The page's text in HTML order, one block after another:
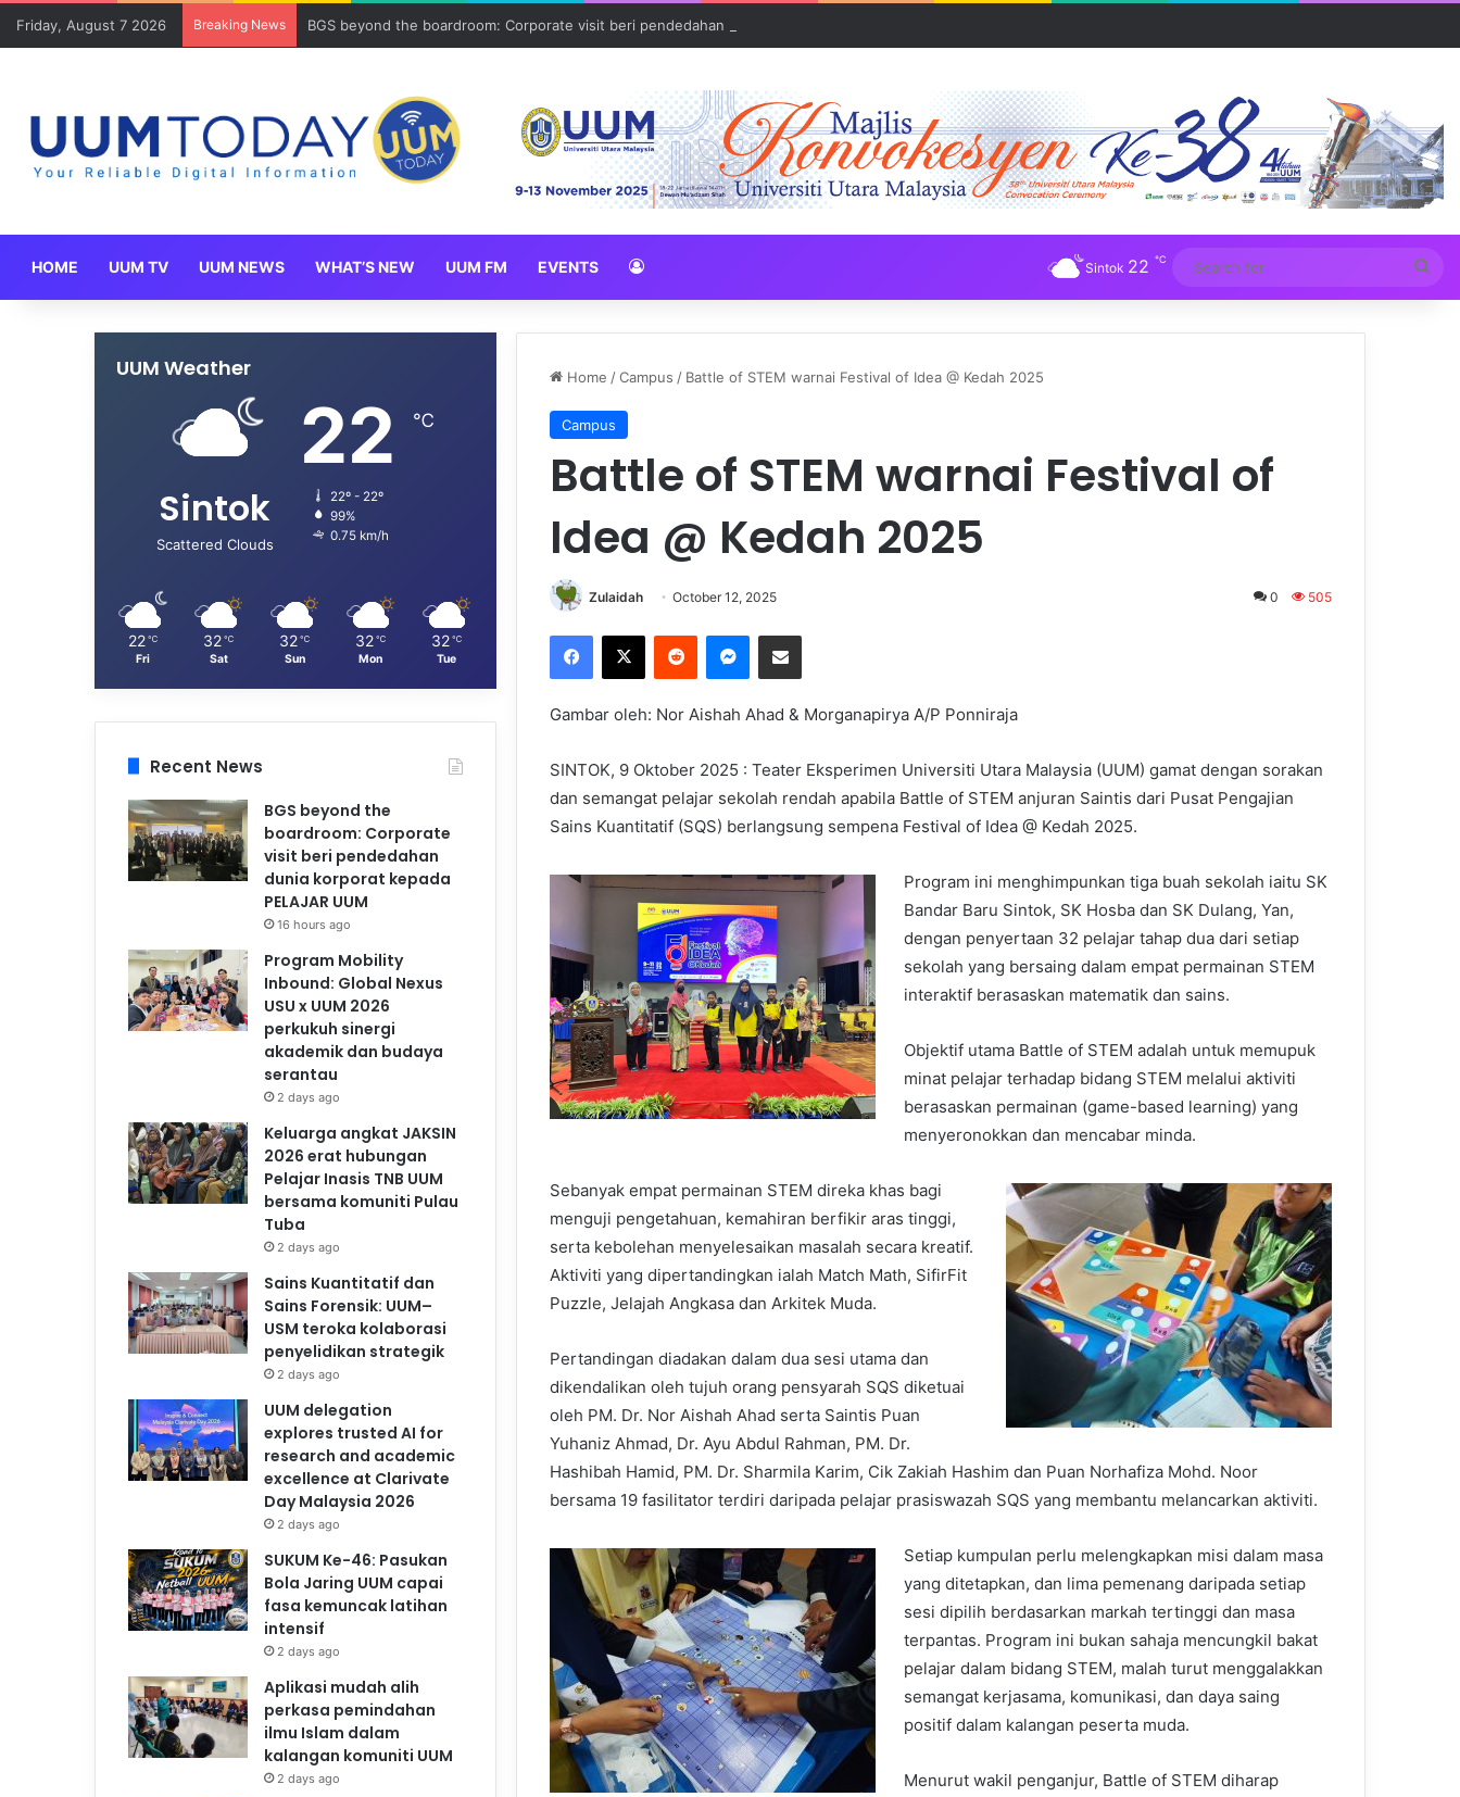
Friday, August 7 2026 Breaking News BGS beyond the boardroom: Corporate visit beri pendedahan dunia korporat kepada PELAJAR UUM
HOME UUM TV UUM NEWS WHAT’S NEW UUM FM EVENTS Sintok 22 ℃
for
Home /Campus / Battle of STEM warnai Festival of Idea @ Kedah 2025
Campus
Battle of STEM warnai Festival of
Idea @ Kedah 2025
Zulaidah October 12, 2025 0 505
Gambar oleh: Nor Aishah Ahad & Morganapirya A/P Ponniraja
SINTOK, 9 Oktober 2025 : Teater Eksperimen Universiti Utara Malaysia (UUM) gamat dengan sorakan
dan semangat pelajar sekolah rendah apabila Battle of STEM anjuran Saintis dari Pusat Pengajian
Sains Kuantitatif (SQS) berlangsung sempena Festival of Idea @ Kedah 2025.
Program ini menghimpunkan tiga buah sekolah iaitu SK
Bandar Baru Sintok, SK Hosba dan SK Dulang, Yan,
dengan penyertaan 32 pelajar tahap dua dari setiap
sekolah yang bersaing dalam empat permainan STEM
interaktif berasaskan matematik dan sains.
Objektif utama Battle of STEM adalah untuk memupuk
minat pelajar terhadap bidang STEM melalui aktiviti
berasaskan permainan (game-based learning) yang
menyeronokkan dan mencabar minda.
Sebanyak empat permainan STEM direka khas bagi
menguji pengetahuan, kemahiran berfikir aras tinggi,
serta kebolehan menyelesaikan masalah secara kreatif.
Aktiviti yang dipertandingkan ialah Match Math, SifirFit
Puzzle, Jelajah Angkasa dan Arkitek Muda.
Pertandingan diadakan dalam dua sesi utama dan
dikendalikan oleh tujuh orang pensyarah SQS diketuai
oleh PM. Dr. Nor Aishah Ahad serta Saintis Puan
Yuhaniz Ahmad, Dr. Ayu Abdul Rahman, PM. Dr.
Hashibah Hamid, PM. Dr. Sharmila Karim, Cik Zakiah Hashim dan Puan Norhafiza Mohd. Noor
bersama 19 fasilitator terdiri daripada pelajar prasiswazah SQS yang membantu melancarkan aktiviti.
Setiap kumpulan perlu melengkapkan misi dalam masa
yang ditetapkan, dan lima pemenang daripada setiap
sesi dipilih berdasarkan markah tertinggi dan masa
terpantas. Program ini bukan sahaja mencungkil bakat
pelajar dalam bidang STEM, malah turut menggalakkan
semangat kerjasama, komunikasi, dan daya saing
positif dalam kalangan peserta muda.
Menurut wakil penganjur, Battle of STEM diharap
UUM Weather
Sintok
Scattered Clouds
22 ℃
22º - 22º
99%
0.75 km/h
22 ℃
Fri
32 ℃
Sat
32 ℃
Sun
32 ℃
Mon
32 ℃
Tue
Recent News
BGS beyond the
boardroom: Corporate
visit beri pendedahan
dunia korporat kepada
PELAJAR UUM
16 hours ago
Program Mobility
Inbound: Global Nexus
USU x UUM 2026
perkukuh sinergi
akademik dan budaya
serantau
2 days ago
Keluarga angkat JAKSIN
2026 erat hubungan
Pelajar Inasis TNB UUM
bersama komuniti Pulau
Tuba
2 days ago
Sains Kuantitatif dan
Sains Forensik: UUM–
USM teroka kolaborasi
penyelidikan strategik
2 days ago
UUM delegation
explores trusted AI for
research and academic
excellence at Clarivate
Day Malaysia 2026
2 days ago
SUKUM Ke-46: Pasukan
Bola Jaring UUM capai
fasa kemuncak latihan
intensif
2 days ago
Aplikasi mudah alih
perkasa pemindahan
ilmu Islam dalam
kalangan komuniti UUM
2 days ago